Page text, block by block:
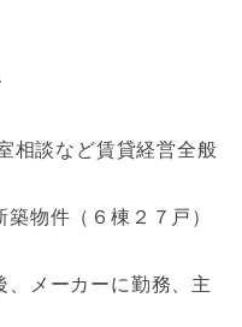
相談など賃貸経営全般
物件（６棟２７戸）
、メーカーに勤務、主